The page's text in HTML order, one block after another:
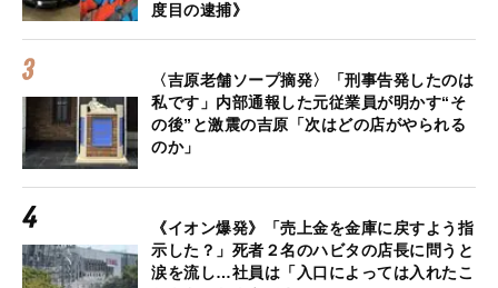
度目の逮捕》
〈吉原老舗ソープ摘発〉「刑事告発したのは
私です」内部通報した元従業員が明かす“そ
の後”と激震の吉原「次はどの店がやられる
のか」
《イオン爆発》「売上金を金庫に戻すよう指
示した？」死者２名のハビタの店長に問うと
涙を流し…社員は「入口によっては入れたこ